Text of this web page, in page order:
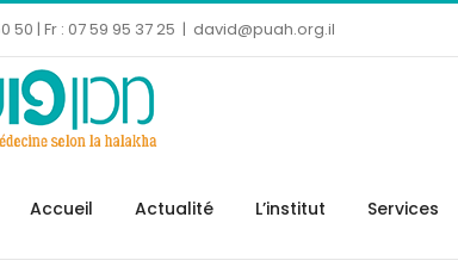
50 | Fr : 07 59 95 37 25 | david@puah.org.il
Accueil Actualité L’institut Services